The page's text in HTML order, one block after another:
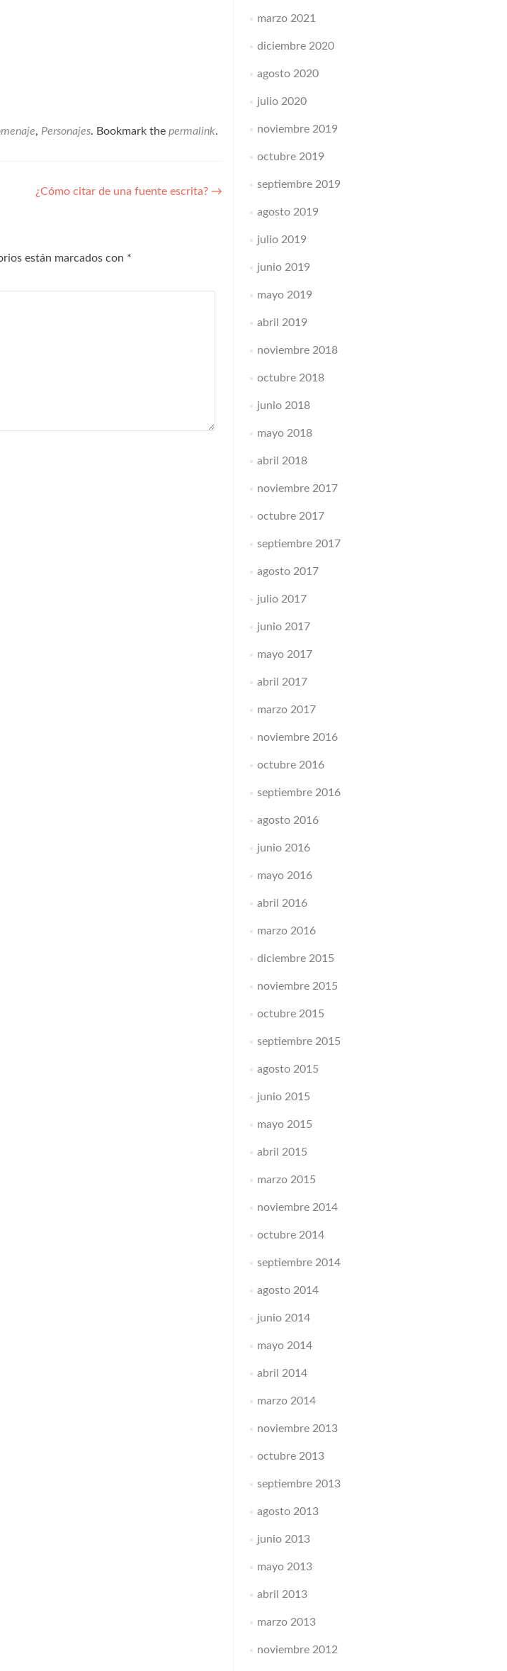
, Personajes. Bookmark the permalink.
¿Cómo citar de una fuente escrita? →
están marcados con *
marzo 2021
diciembre 2020
agosto 2020
julio 2020
noviembre 2019
octubre 2019
septiembre 2019
agosto 2019
julio 2019
junio 2019
mayo 2019
abril 2019
noviembre 2018
octubre 2018
junio 2018
mayo 2018
abril 2018
noviembre 2017
octubre 2017
septiembre 2017
agosto 2017
julio 2017
junio 2017
mayo 2017
abril 2017
marzo 2017
noviembre 2016
octubre 2016
septiembre 2016
agosto 2016
junio 2016
mayo 2016
abril 2016
marzo 2016
diciembre 2015
noviembre 2015
octubre 2015
septiembre 2015
agosto 2015
junio 2015
mayo 2015
abril 2015
marzo 2015
noviembre 2014
octubre 2014
septiembre 2014
agosto 2014
junio 2014
mayo 2014
abril 2014
marzo 2014
noviembre 2013
octubre 2013
septiembre 2013
agosto 2013
junio 2013
mayo 2013
abril 2013
marzo 2013
noviembre 2012